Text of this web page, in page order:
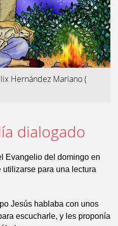
Hernández Mariano(
dialogado
Evangelio del domingo en
para una lectura
Jesús hablaba con unos
escucharle, y les proponía